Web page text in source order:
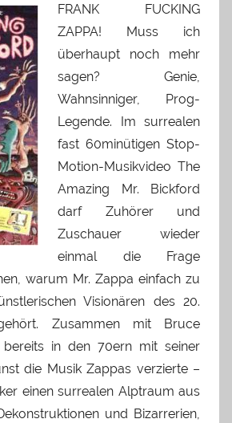
FRANK FUCKING
ZAPPA! Muss ich
überhaupt noch mehr
sagen? Genie,
Wahnsinniger, Prog-
Legende. Im surrealen
fast 60minütigen Stop-
Motion-Musikvideo The
Amazing Mr. Bickford
darf Zuhörer und
Zuschauer wieder
einmal die Frage
warum Mr. Zappa einfach zu
Visionären des 20.
Zusammen mit Bruce
in den 70ern mit seiner
die Musik Zappas verzierte –
einen surrealen Alptraum aus
und Bizarrerien,